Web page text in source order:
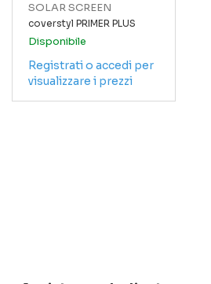
SOLAR SCREEN
coverstyl PRIMER PLUS
Disponibile
Registrati o accedi per
visualizzare i prezzi